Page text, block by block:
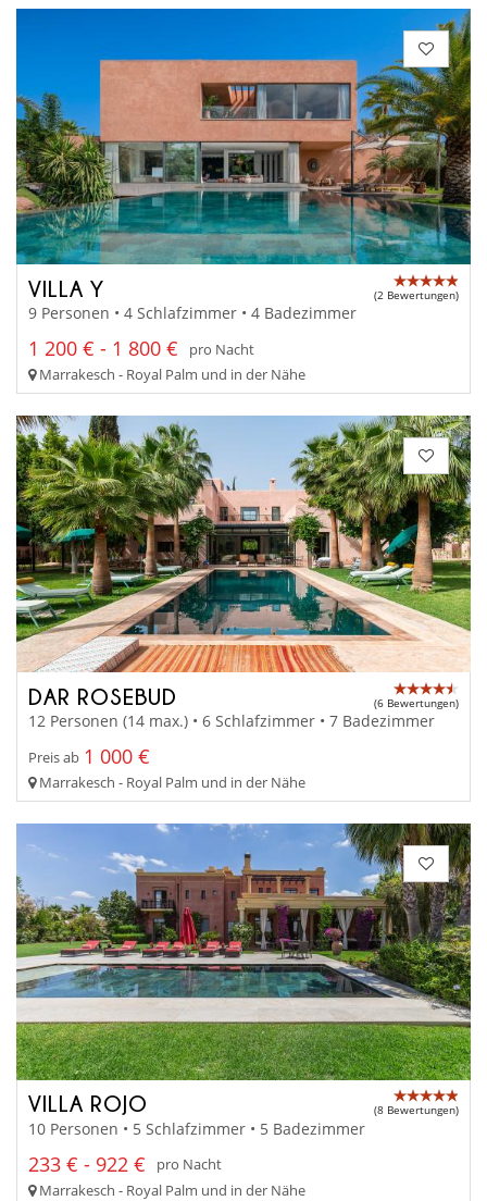
VILLA Y (2 Bewertungen)
9 Personen • 4 Schlafzimmer • 4 Badezimmer
1 200 € - 1 800 €
pro Nacht
Marrakesch - Royal Palm und in der Nähe
DAR ROSEBUD (6 Bewertungen)
12 Personen (14 max.) • 6 Schlafzimmer • 7 Badezimmer
Preis ab 1 000 €
Marrakesch - Royal Palm und in der Nähe
VILLA ROJO (8 Bewertungen)
10 Personen • 5 Schlafzimmer • 5 Badezimmer
233 € - 922 €
pro Nacht
Marrakesch - Royal Palm und in der Nähe